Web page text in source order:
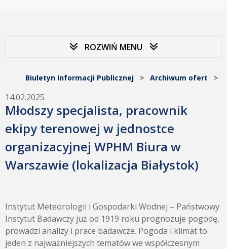
ROZWIŃ MENU
Biuletyn Informacji Publicznej > Archiwum ofert >
14.02.2025
Młodszy specjalista, pracownik
ekipy terenowej w jednostce
organizacyjnej WPHM Biura w
Warszawie (lokalizacja Białystok)
Instytut Meteorologii i Gospodarki Wodnej – Państwowy
Instytut Badawczy już od 1919 roku prognozuje pogodę,
prowadzi analizy i prace badawcze. Pogoda i klimat to
jeden z najważniejszych tematów we współczesnym